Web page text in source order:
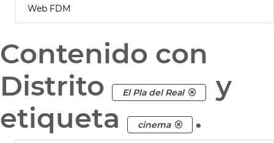
Web FDM
Contenido con
Distrito
El Pla del Real
y
etiqueta
cinema .